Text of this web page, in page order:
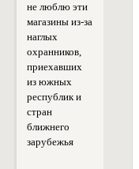
не люблю эти
магазины из-за
наглых
охранников,
приехавших
из южных
республик и
стран
ближнего
зарубежья